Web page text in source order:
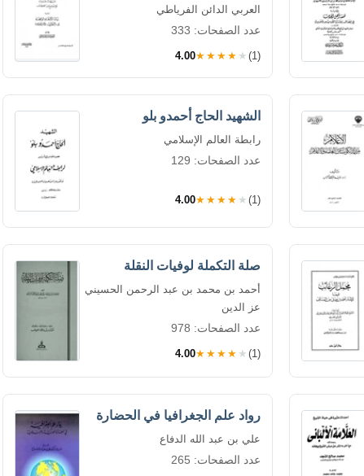
العربي الدائن الفرياطي
عدد الصفحات: 333
4.00★★★★★ (1)
الشهيد الحاج أحمدو بلو
رابطة العالم الإسلامي
عدد الصفحات: 129
4.00★★★★★ (1)
صلة التكملة لوفيات النقلة
أحمد بن محمد بن عبد الرحمن الحسيني
عز الدين
عدد الصفحات: 978
4.00★★★★★ (1)
رواد علم الجغرافيا في الحضارة
علي بن عبد الله الدفاع
عدد الصفحات: 265